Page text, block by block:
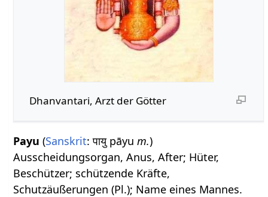
Dhanvantari, Arzt der Götter
Payu (Sanskrit: पायु pāyum.)
Ausscheidungsorgan, Anus, After; Hüter,
Beschützer; schützende Kräfte,
Schutzäußerungen (Pl.); Name eines Mannes.